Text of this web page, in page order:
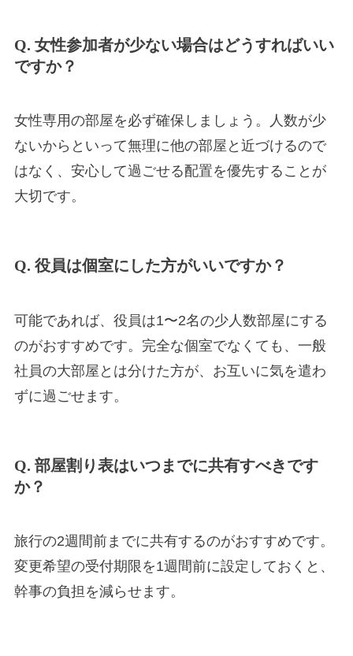
Q. 女性参加者が少ない場合はどうすればいい
ですか？
女性専用の部屋を必ず確保しましょう。人数が少
ないからといって無理に他の部屋と近づけるので
はなく、安心して過ごせる配置を優先することが
大切です。
Q. 役員は個室にした方がいいですか？
可能であれば、役員は1〜2名の少人数部屋にする
のがおすすめです。完全な個室でなくても、一般
社員の大部屋とは分けた方が、お互いに気を遣わ
ずに過ごせます。
Q. 部屋割り表はいつまでに共有すべきです
か？
旅行の2週間前までに共有するのがおすすめです。
変更希望の受付期限を1週間前に設定しておくと、
幹事の負担を減らせます。